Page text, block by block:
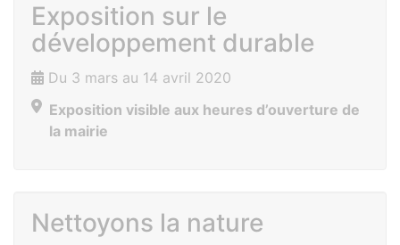
Exposition sur le
développement durable
Du 3 mars au 14 avril 2020
Exposition visible aux heures d’ouverture de
la mairie
Nettoyons la nature